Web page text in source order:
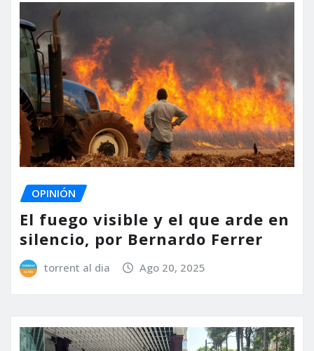
OPINIÓN
El fuego visible y el que arde en
silencio, por Bernardo Ferrer
torrent al dia Ago 20, 2025